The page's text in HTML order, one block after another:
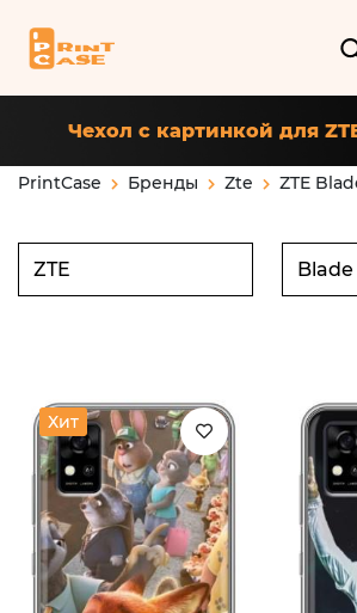
Чехол с картинкой для
PrintCase Бренды Zte ZTE
Хит